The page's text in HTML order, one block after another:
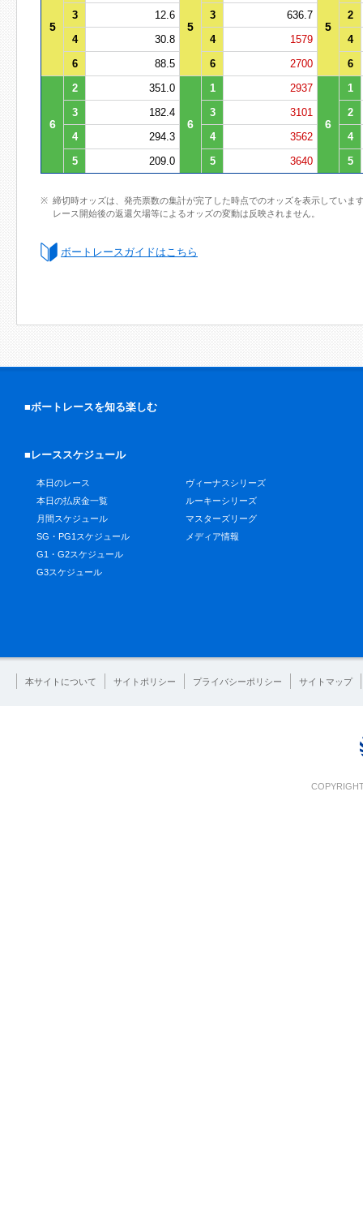
5 5 5
3
12.6 3 636.7
2
4
30.8 4 1579
4
6
88.5 6 2700 6
6
2 351.0
6
1 2937
6
1
3
182.4 3 3101
2
4
294.3 4 3562
4
5
209.0 5 3640 5
締切時オッズは、発売票数の集計が完了した時点でのオッズを表示していま
レース開始後の返還欠場等によるオッズの変動は反映されません。
ボートレースガイドはこちら
■ボートレースを知る楽しむ
■レーススケジュール
本日のレース
本日の払戻金一覧
月間スケジュール
SG・PG1スケジュール
G1・G2スケジュール
G3スケジュール
ヴィーナスシリーズ
ルーキーシリーズ
マスターズリーグ
メディア情報
本サイトについて サイトポリシー プライバシーポリシー サイトマップ